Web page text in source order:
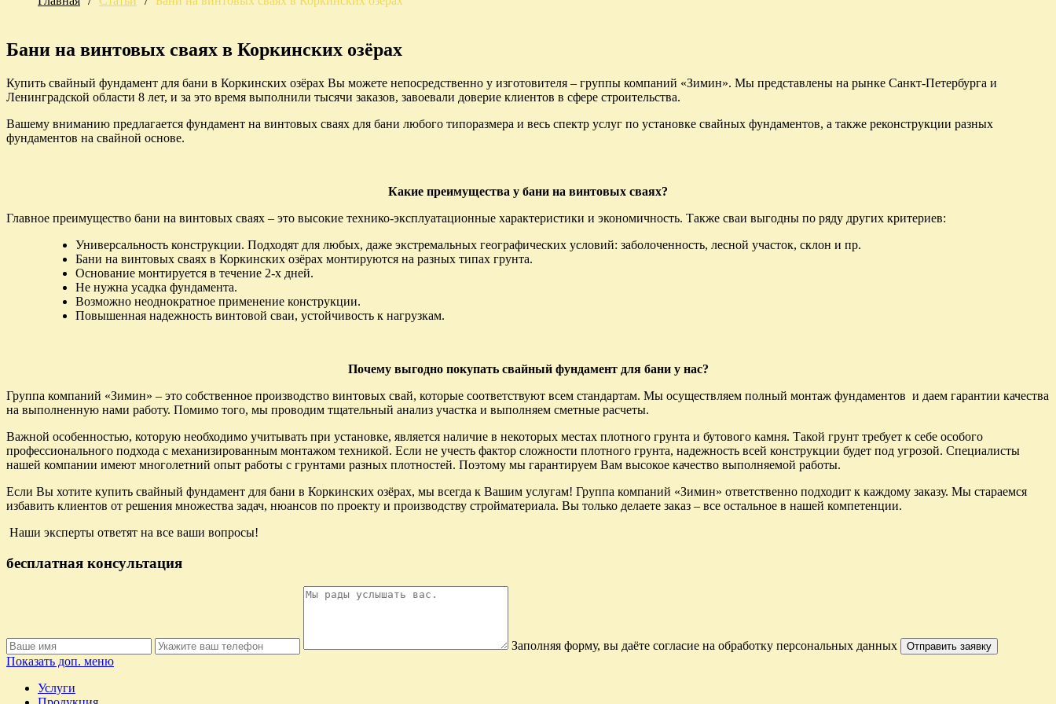
Бани на винтовых сваях в Коркинских озёрах
Купить свайный фундамент для бани в Коркинских озёрах Вы можете непосредственно у изготовителя – группы компаний «Зимин». Мы представлены на рынке Санкт-Петербурга и
Ленинградской области 8 лет, и за это время выполнили тысячи заказов, завоевали доверие клиентов в сфере строительства.
Вашему вниманию предлагается фундамент на винтовых сваях для бани любого типоразмера и весь спектр услуг по установке свайных фундаментов, а также реконструкции разных
фундаментов на свайной основе.
Какие преимущества у бани на винтовых сваях?
Главное преимущество бани на винтовых сваях – это высокие технико-эксплуатационные характеристики и экономичность. Также сваи выгодны по ряду других критериев:
Универсальность конструкции. Подходят для любых, даже экстремальных географических условий: заболоченность, лесной участок, склон и пр.
Бани на винтовых сваях в Коркинских озёрах монтируются на разных типах грунта.
Основание монтируется в течение 2-х дней.
Не нужна усадка фундамента.
Возможно неоднократное применение конструкции.
Повышенная надежность винтовой сваи, устойчивость к нагрузкам.
Почему выгодно покупать cвайный фундамент для бани у нас?
Группа компаний «Зимин» – это собственное производство винтовых свай, которые соответствуют всем стандартам. Мы осуществляем полный монтаж фундаментов и даем гарантии качества
на выполненную нами работу. Помимо того, мы проводим тщательный анализ участка и выполняем сметные расчеты.
Важной особенностью, которую необходимо учитывать при установке, является наличие в некоторых местах плотного грунта и бутового камня. Такой грунт требует к себе особого
профессионального подхода с механизированным монтажом техникой. Если не учесть фактор сложности плотного грунта, надежность всей конструкции будет под угрозой. Специалисты
нашей компании имеют многолетний опыт работы с грунтами разных плотностей. Поэтому мы гарантируем Вам высокое качество выполняемой работы.
Если Вы хотите купить свайный фундамент для бани в Коркинских озёрах, мы всегда к Вашим услугам! Группа компаний «Зимин» ответственно подходит к каждому заказу. Мы стараемся
избавить клиентов от решения множества задач, нюансов по проекту и производству стройматериала. Вы только делаете заказ – все остальное в нашей компетенции.
Наши эксперты ответят на все ваши вопросы!
бесплатная консультация
Заполняя форму, вы даёте согласие на обработку персональных данных Отправить заявку
Показать доп. меню
Услуги